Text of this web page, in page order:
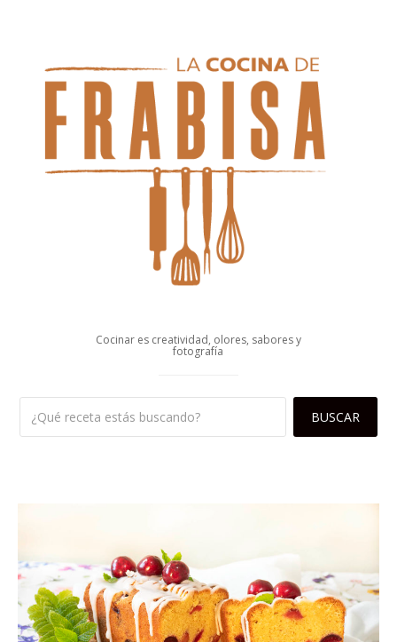
Cocinar es creatividad, olores, sabores y
fotografía